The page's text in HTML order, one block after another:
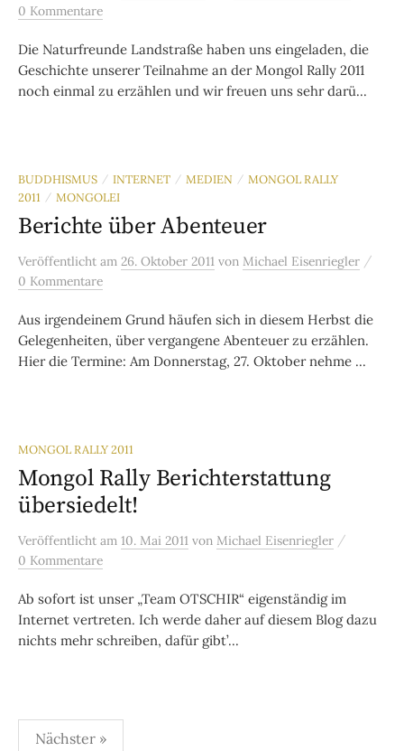
0 Kommentare
Die Naturfreunde Landstraße haben uns eingeladen, die
Geschichte unserer Teilnahme an der Mongol Rally 2011
noch einmal zu erzählen und wir freuen uns sehr darü...
BUDDHISMUS / INTERNET / MEDIEN / MONGOL RALLY
2011
/ MONGOLEI
Berichte über Abenteuer
Veröffentlicht am 26. Oktober 2011 von Michael Eisenriegler /
0 Kommentare
Aus irgendeinem Grund häufen sich in diesem Herbst die
Gelegenheiten, über vergangene Abenteuer zu erzählen.
Hier die Termine: Am Donnerstag, 27. Oktober nehme ...
MONGOL RALLY 2011
Mongol Rally Berichterstattung
übersiedelt!
Veröffentlicht am 10. Mai 2011 von Michael Eisenriegler /
0 Kommentare
Ab sofort ist unser „Team OTSCHIR“ eigenständig im
Internet vertreten. Ich werde daher auf diesem Blog dazu
nichts mehr schreiben, dafür gibt’...
Seitennummerierung
Nächster »